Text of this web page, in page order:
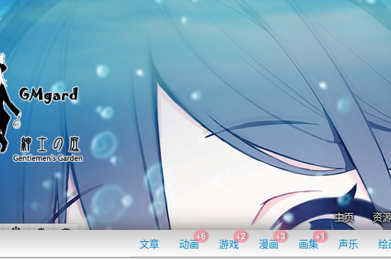
主页 资
文章 动画
+6
游戏
+2
漫画
+3
画集
+1
声乐 绘